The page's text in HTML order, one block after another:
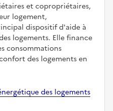
et copropriétaires,
logement,
dispositif d'aide à
logements. Elle finance
consommations
des logements en
des logements